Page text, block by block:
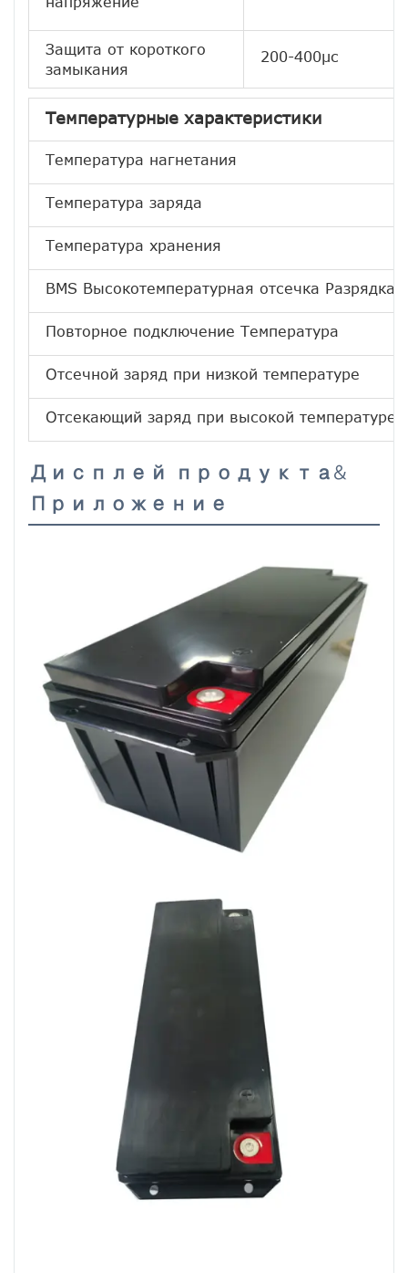
Защита от короткого
замыкания
200-400μс
Температурные характеристики
Температура нагнетания
Температура заряда
Температура хранения
BMS Высокотемпературная отсечка Разрядка
Повторное подключение Температура
Отсечной заряд при низкой температуре
Отсекающий заряд при высокой температуре
Дисплей продукта&
Приложение